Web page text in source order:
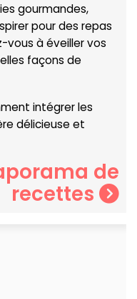
gourmandes,
pour des repas
vous à éveiller vos
façons de
intégrer les
délicieuse et
de
recettes